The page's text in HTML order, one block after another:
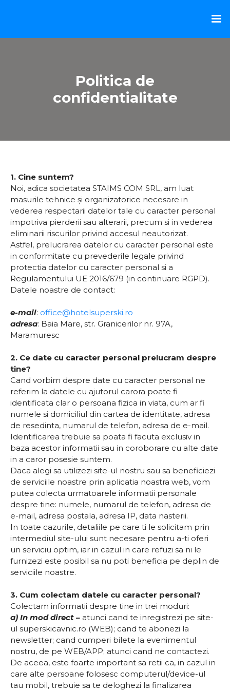
Politica de
confidentialitate
1. Cine suntem?
Noi, adica societatea STAIMS COM SRL, am luat
masurile tehnice și organizatorice necesare in
vederea respectarii datelor tale cu caracter personal
impotriva pierderii sau alterarii, precum si in vederea
eliminarii riscurilor privind accesul neautorizat.
Astfel, prelucrarea datelor cu caracter personal este
in conformitate cu prevederile legale privind
protectia datelor cu caracter personal si a
Regulamentului UE 2016/679 (in continuare RGPD).
Datele noastre de contact:
e-mail: office@hotelsuperski.ro
adresa: Baia Mare, str. Granicerilor nr. 97A,
Maramuresc
2. Ce date cu caracter personal prelucram despre
tine?
Cand vorbim despre date cu caracter personal ne
referim la datele cu ajutorul carora poate fi
identificata clar o persoana fizica in viata, cum ar fi
numele si domiciliul din cartea de identitate, adresa
de resedinta, numarul de telefon, adresa de e-mail.
Identificarea trebuie sa poata fi facuta exclusiv in
baza acestor informatii sau in coroborare cu alte date
in a caror posesie suntem.
Daca alegi sa utilizezi site-ul nostru sau sa beneficiezi
de serviciile noastre prin aplicatia noastra web, vom
putea colecta urmatoarele informatii personale
despre tine: numele, numarul de telefon, adresa de
e-mail, adresa postala, adresa IP, data nasterii.
In toate cazurile, detaliile pe care ti le solicitam prin
intermediul site-ului sunt necesare pentru a-ti oferi
un serviciu optim, iar in cazul in care refuzi sa ni le
furnizezi este posibil sa nu poti beneficia pe deplin de
serviciile noastre.
3. Cum colectam datele cu caracter personal?
Colectam informatii despre tine in trei moduri:
a) In mod direct – atunci cand te inregistrezi pe site-
ul superskicavnic.ro (WEB); cand te abonezi la
newsletter; cand cumperi bilete la evenimentul
nostru, de pe WEB/APP; atunci cand ne contactezi.
De aceea, este foarte important sa retii ca, in cazul in
care alte persoane folosesc computerul/device-ul
tau mobil, trebuie sa te deloghezi la finalizarea